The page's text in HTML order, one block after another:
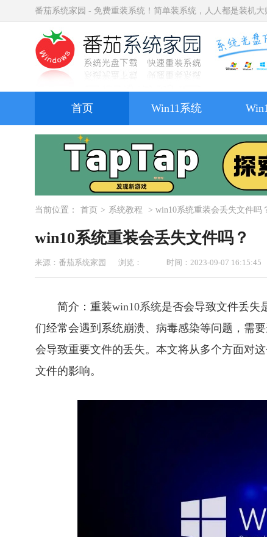
番茄系统家园 - 免费重装系统！简单装系统，人人都是装机大
首页 Win11系统
当前位置： 首页 > 系统教程 > win10系统重装会丢失文件吗
win10系统重装会丢失文件吗？
来源：番茄系统家园 浏览： 时间：2023-09-07 16:15:45
简介：重装win10系统是否会导致文件丢失
们经常会遇到系统崩溃、病毒感染等问题，需
会导致重要文件的丢失。本文将从多个方面对
文件的影响。